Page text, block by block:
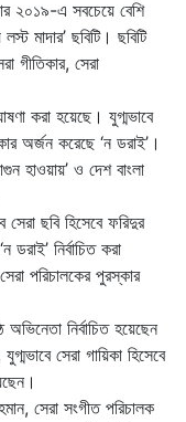
২০১৯-এ সবচেয়ে বেশি
মাদার’ ছবিটি। ছবিটি
গীতিকার, সেরা
করা হয়েছে। যুগ্মভাবে
অর্জন করেছে ‘ন ডরাই’।
হাওয়ায়’ ও দেশ বাংলা
সেরা ছবি হিসেবে ফরিদুর
নির্বাচিত করা
পরিচালকের পুরস্কার
নির্বাচিত হয়েছেন
সেরা গায়িকা হিসেবে
সেরা সংগীত পরিচালক